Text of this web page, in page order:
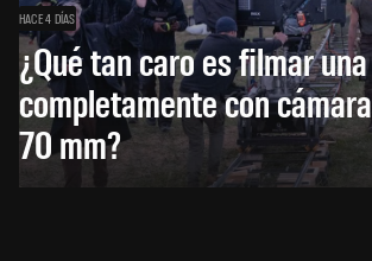
HACE 4 DÍAS
¿Qué tan caro es filmar
completamente con
70 mm?